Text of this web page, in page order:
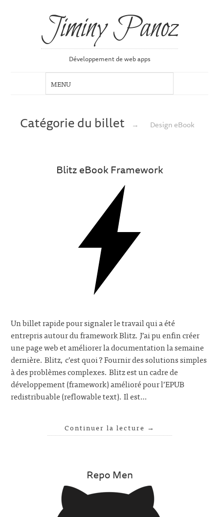
Jiminy Panoz
Développement de web apps
Catégorie du billet → Design eBook
Blitz eBook Framework
Un billet rapide pour signaler le travail qui a été
entrepris autour du framework Blitz. J’ai pu enfin créer
une page web et améliorer la documentation la semaine
dernière. Blitz, c’est quoi ? Fournir des solutions simples
à des problèmes complexes. Blitz est un cadre de
développement (framework) amélioré pour l’EPUB
redistribuable (reflowable text). Il est…
Continuer la lecture →
Repo Men